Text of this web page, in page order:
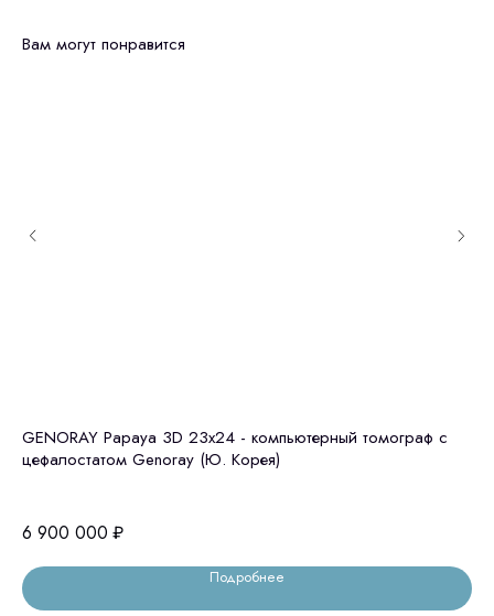
Вам могут понравится
GENORAY Papaya 3D 23x24 - компьютерный томограф с
цефалостатом Genoray (Ю. Корея)
6 900 000 ₽
Подробнее